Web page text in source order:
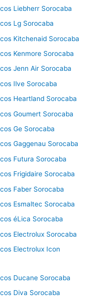
Liebherr Sorocaba
Lg Sorocaba
Kitchenaid Sorocaba
Kenmore Sorocaba
Jenn Air Sorocaba
Ilve Sorocaba
Heartland Sorocaba
Goumert Sorocaba
Ge Sorocaba
Gaggenau Sorocaba
Futura Sorocaba
Frigidaire Sorocaba
Faber Sorocaba
Esmaltec Sorocaba
éLica Sorocaba
Electrolux Sorocaba
Electrolux Icon
Ducane Sorocaba
Diva Sorocaba